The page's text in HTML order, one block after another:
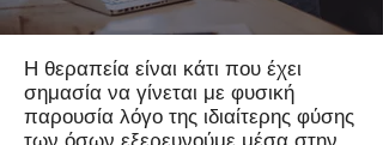
Η θεραπεία είναι κάτι που έχει
σημασία να γίνεται με φυσική
παρουσία λόγο της ιδιαίτερης φύσης